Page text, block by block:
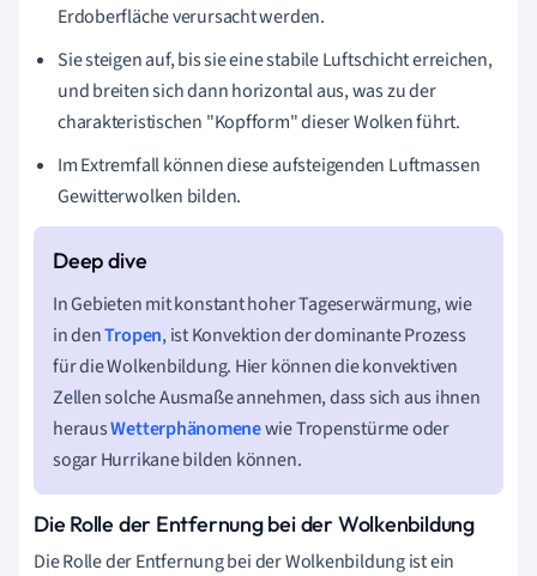
Erdoberfläche verursacht werden.
Sie steigen auf, bis sie eine stabile Luftschicht erreichen,
und breiten sich dann horizontal aus, was zu der
charakteristischen "Kopfform" dieser Wolken führt.
Im Extremfall können diese aufsteigenden Luftmassen
Gewitterwolken bilden.
In Gebieten mit konstant hoher Tageserwärmung, wie
in denTropen, ist Konvektion der dominante Prozess
für die Wolkenbildung. Hier können die konvektiven
Zellen solche Ausmaße annehmen, dass sich aus ihnen
herausWetterphänomenewie Tropenstürme oder
sogar Hurrikane bilden können.
Die Rolle der Entfernung bei der Wolkenbildung
Die Rolle der Entfernung bei der Wolkenbildung ist ein